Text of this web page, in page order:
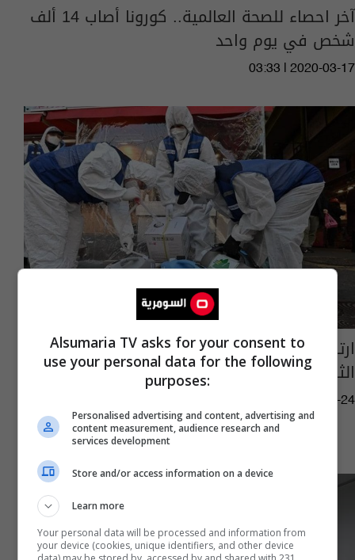
آخر احصاء للصحة العالمية.. كورونا أصاب 14 ألف
شخص في يوم واحد
03:33 | 2020-03-17
ارتفاع مفاجئ بعدد وفيات كورونا.. و"البؤرة
الثانية" تتغير
05:12 | 2020-02-24
Alsumaria TV asks for your consent to
use your personal data for the following
purposes:
Personalised advertising and content, advertising and
content measurement, audience research and
services development
Store and/or access information on a device
Learn more
Your personal data will be processed and information from
your device (cookies, unique identifiers, and other device